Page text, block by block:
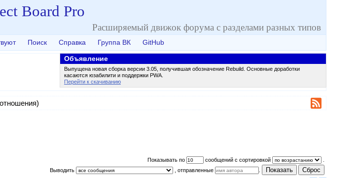
Board Pro
Расширяемый движок форума с разделами разных типов
Поиск Справка Группа ВК GitHub
Объявление
Выпущена новая сборка версии 3.05, получившая обозначение Rebuild. Основные доработки
касаются юзабилити и поддержки PWA.
Перейти к скачиванию
Показывать по сообщений с сортировкой
Выводить
, отправленные Показать Сброс